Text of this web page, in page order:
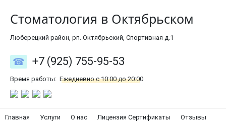
Стоматология в Октябрьском
Люберецкий район, рп. Октябрьский, Спортивная д.1
+7 (925) 755-95-53
Время работы: Ежедневно с 10:00 до 20:00
Главная Услуги О нас Лицензия Сертификаты Отзывы